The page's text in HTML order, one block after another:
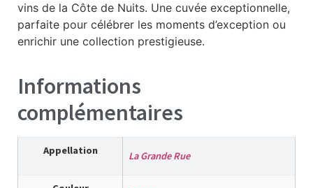
vins de la Côte de Nuits. Une cuvée exceptionnelle,
parfaite pour célébrer les moments d’exception ou
enrichir une collection prestigieuse.
Informations
complémentaires
Appellation La Grande Rue